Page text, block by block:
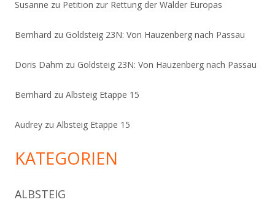
Susanne zu Petition zur Rettung der Wälder Europas
Bernhard zu Goldsteig 23N: Von Hauzenberg nach Passau
Doris Dahm zu Goldsteig 23N: Von Hauzenberg nach Passau
Bernhard zu Albsteig Etappe 15
Audrey zu Albsteig Etappe 15
KATEGORIEN
ALBSTEIG